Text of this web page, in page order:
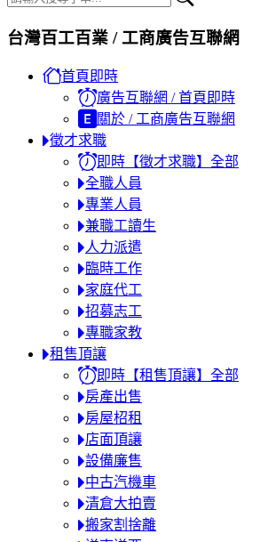
台灣百工百業 / 工商廣告互聯網
首頁即時
廣告互聯網 / 首頁即時
關於 / 工商廣告互聯網
徵才求職
即時【徵才求職】全部
全職人員
專業人員
兼職工讀生
人力派遣
臨時工作
家庭代工
招募志工
專職家教
租售頂讓
即時【租售頂讓】全部
房產出售
房屋柖租
店面頂讓
設備廉售
中古汽機車
清倉大拍賣
搬家割捨離